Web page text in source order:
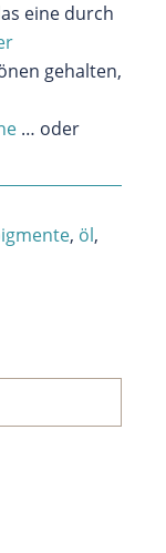
eine durch
gehalten,
… oder
, öl,